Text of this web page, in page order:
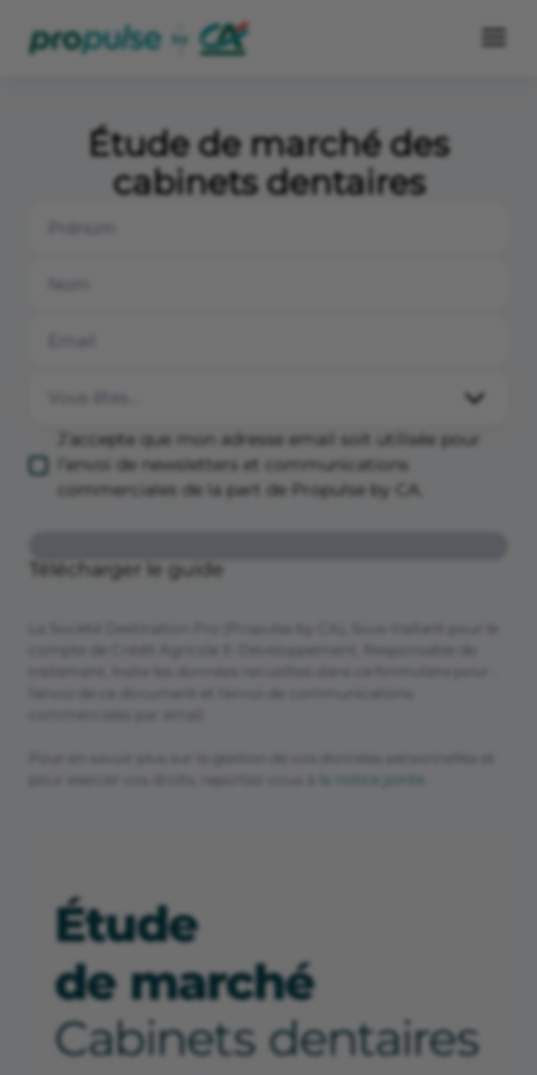
Étude de marché des
cabinets dentaires
J’accepte que mon adresse email soit utilisée pour
l’envoi de newsletters et communications
commerciales de la part de Propulse by CA.
Télécharger le guide